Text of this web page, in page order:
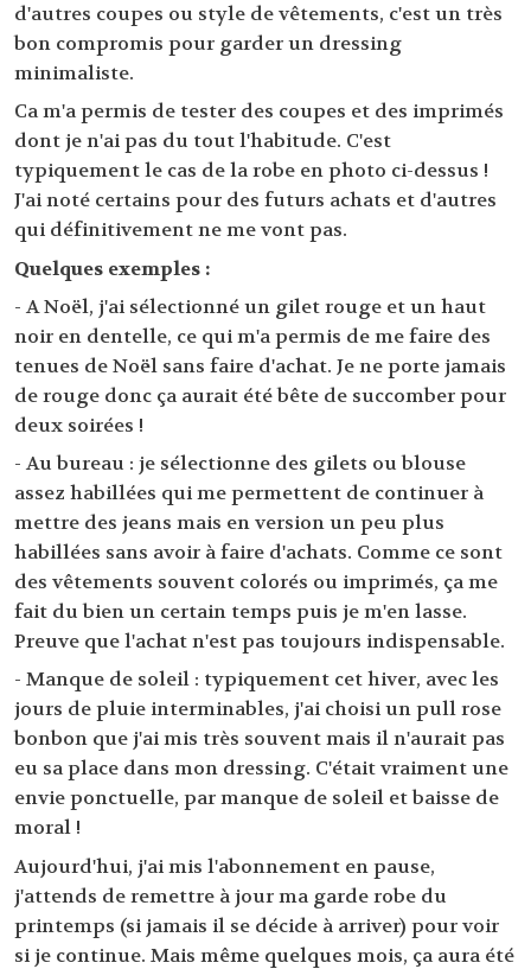
d'autres coupes ou style de vêtements, c'est un très
bon compromis pour garder un dressing
minimaliste.
Ca m'a permis de tester des coupes et des imprimés
dont je n'ai pas du tout l'habitude. C'est
typiquement le cas de la robe en photo ci-dessus !
J'ai noté certains pour des futurs achats et d'autres
qui définitivement ne me vont pas.
Quelques exemples :
- A Noël, j'ai sélectionné un gilet rouge et un haut
noir en dentelle, ce qui m'a permis de me faire des
tenues de Noël sans faire d'achat. Je ne porte jamais
de rouge donc ça aurait été bête de succomber pour
deux soirées !
- Au bureau : je sélectionne des gilets ou blouse
assez habillées qui me permettent de continuer à
mettre des jeans mais en version un peu plus
habillées sans avoir à faire d'achats. Comme ce sont
des vêtements souvent colorés ou imprimés, ça me
fait du bien un certain temps puis je m'en lasse.
Preuve que l'achat n'est pas toujours indispensable.
- Manque de soleil : typiquement cet hiver, avec les
jours de pluie interminables, j'ai choisi un pull rose
bonbon que j'ai mis très souvent mais il n'aurait pas
eu sa place dans mon dressing. C'était vraiment une
envie ponctuelle, par manque de soleil et baisse de
moral !
Aujourd'hui, j'ai mis l'abonnement en pause,
j'attends de remettre à jour ma garde robe du
printemps (si jamais il se décide à arriver) pour voir
si je continue. Mais même quelques mois, ça aura été